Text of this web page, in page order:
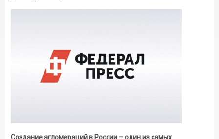
Создание агломераций в России – один из самых